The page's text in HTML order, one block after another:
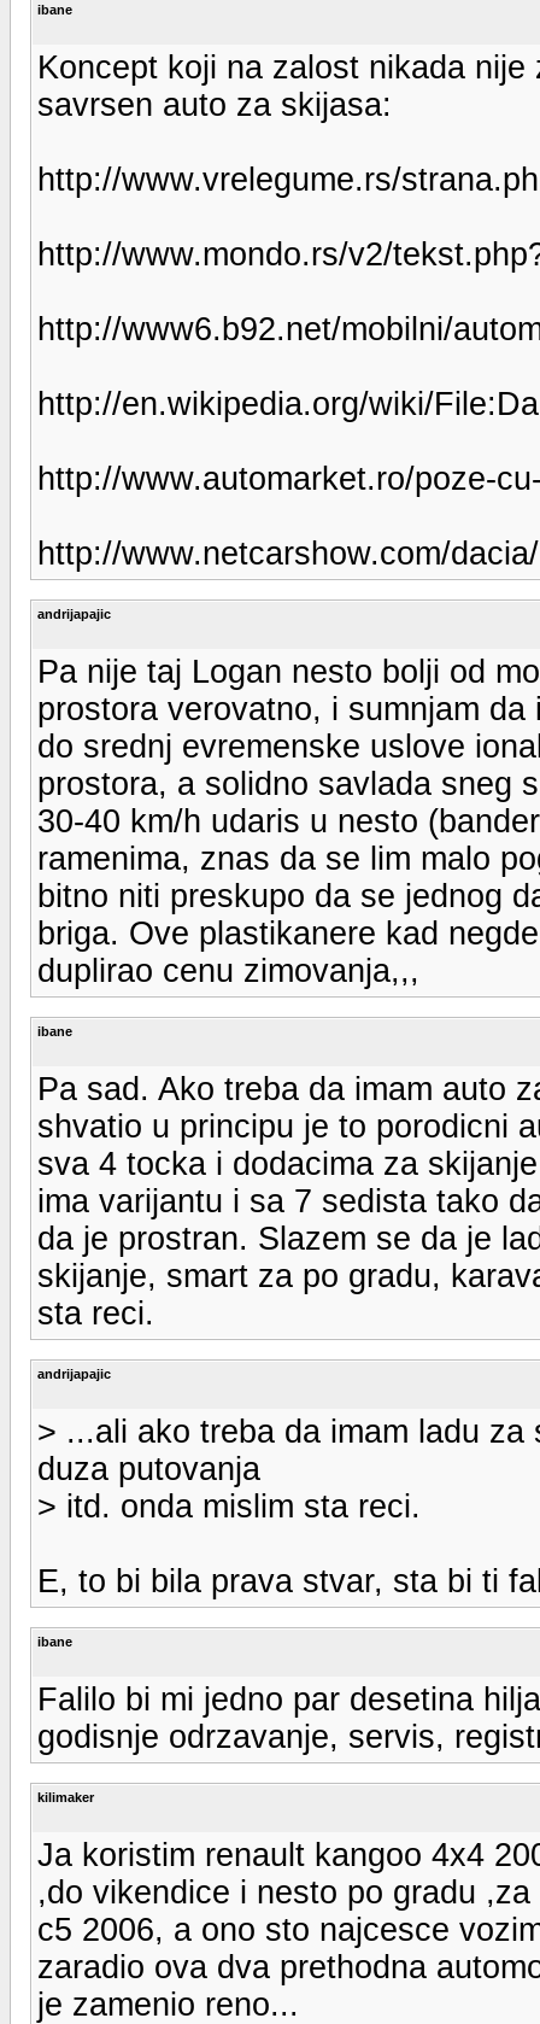
ibane
Koncept koji na zalost nikada
savrsen auto za skijasa:
http://www.vrelegume.rs/
http://www.mondo.rs/v2/
http://www6.b92.net/mobilni/
http://en.wikipedia.org/wiki/
http://www.automarket.ro/poze-
http://www.netcarshow.com/
andrijapajic
Pa nije taj Logan nesto bolji od
prostora verovatno, i sumnjam
do srednj evremenske uslove
prostora, a solidno savlada sneg
30-40 km/h udaris u nesto
ramenima, znas da se lim malo
bitno niti preskupo da se jednog
briga. Ove plastikanere kad
duplirao cenu zimovanja,,,
ibane
Pa sad. Ako treba da imam auto
shvatio u principu je to porodicni
sva 4 tocka i dodacima za
ima varijantu i sa 7 sedista tako
da je prostran. Slazem se da je
skijanje, smart za po gradu,
sta reci.
andrijapajic
> ...ali ako treba da imam ladu
duza putovanja
> itd. onda mislim sta reci.
E, to bi bila prava stvar, sta bi ti
ibane
Falilo bi mi jedno par desetina
godisnje odrzavanje, servis,
kilimaker
Ja koristim renault kangoo 4x4
,do vikendice i nesto po gradu
c5 2006, a ono sto najcesce
zaradio ova dva prethodna
je zamenio reno...